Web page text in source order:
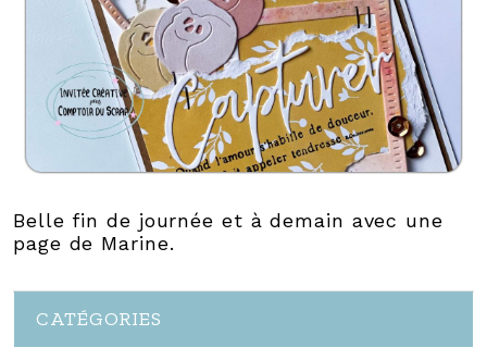
Belle fin de journée et à demain avec une
page de Marine.
CATÉGORIES